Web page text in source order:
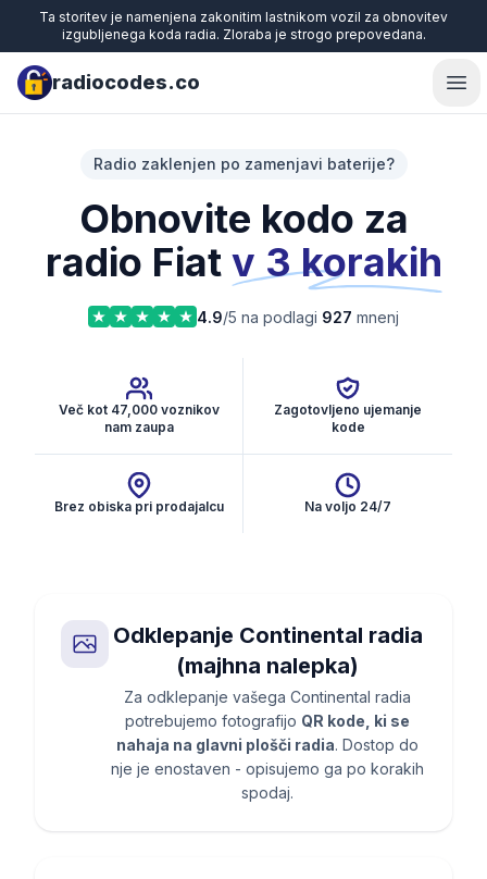
Ta storitev je namenjena zakonitim lastnikom vozil za obnovitev
izgubljenega koda radia. Zloraba je strogo prepovedana.
radiocodes.co
Radio zaklenjen po zamenjavi baterije?
Obnovite kodo za
radio Fiat v 3 korakih
4.9/5 na podlagi 927 mnenj
Več kot 47,000 voznikov
nam zaupa
Zagotovljeno ujemanje
kode
Brez obiska pri prodajalcu Na voljo 24/7
Odklepanje Continental radia
(majhna nalepka)
Za odklepanje vašega Continental radia
potrebujemo fotografijo QR kode, ki se
nahaja na glavni plošči radia. Dostop do
nje je enostaven - opisujemo ga po korakih
spodaj.